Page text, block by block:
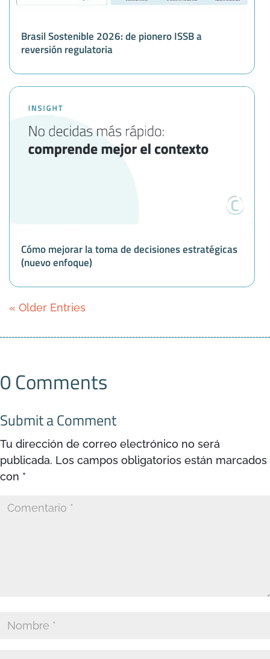
Brasil Sostenible 2026: de pionero ISSB a
reversión regulatoria
Cómo mejorar la toma de decisiones estratégicas
(nuevo enfoque)
« Older Entries
0 Comments
Submit a Comment
Tu dirección de correo electrónico no será
publicada. Los campos obligatorios están marcados
con *